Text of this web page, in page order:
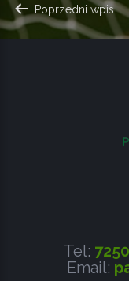
Poprzedni wpis
Tel:
Email: